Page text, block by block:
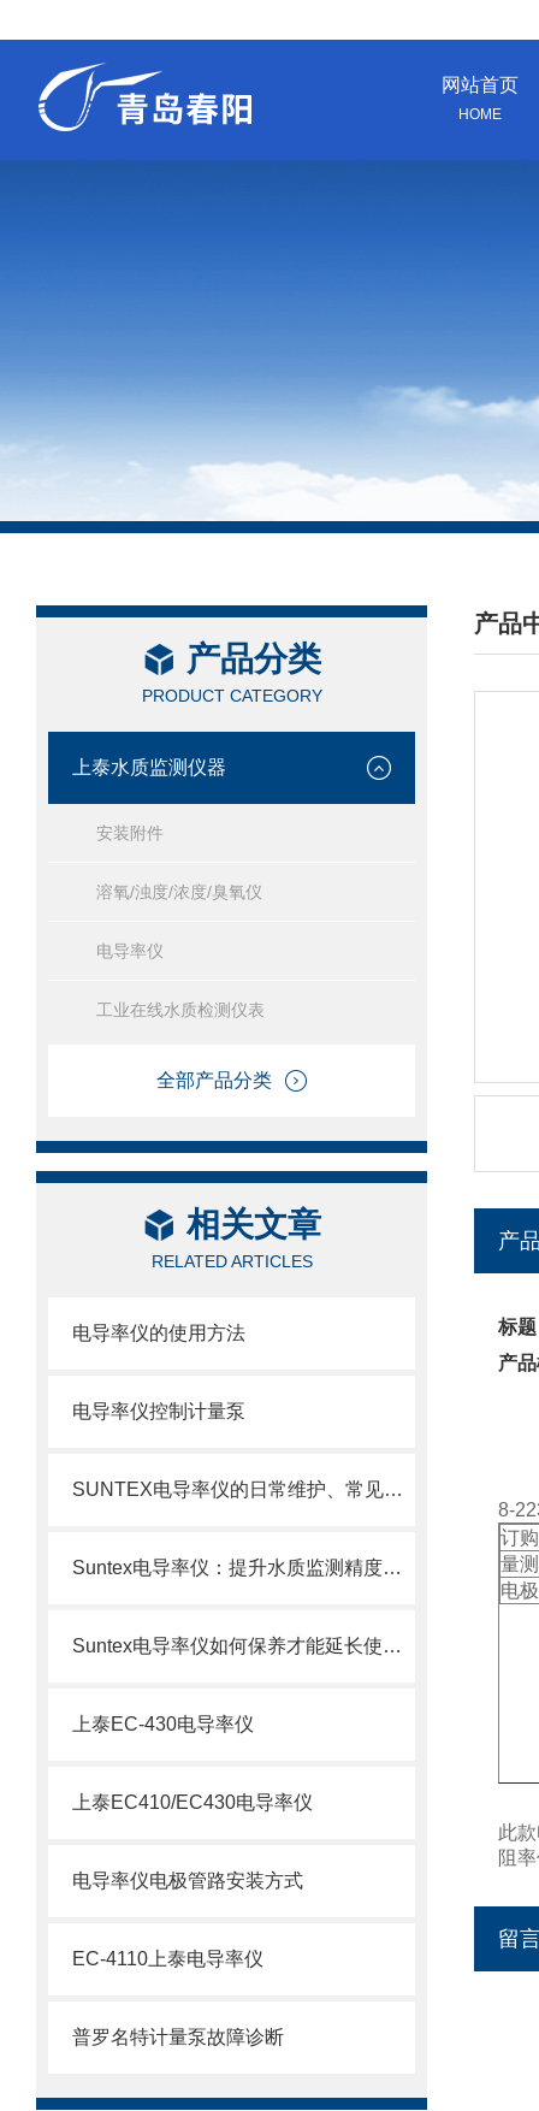
网站首页
HOME
产品分类
PRODUCT CATEGORY
上泰水质监测仪器
安装附件
溶氧/浊度/浓度/臭氧仪
电导率仪
工业在线水质检测仪表
全部产品分类
相关文章
RELATED ARTICLES
电导率仪的使用方法
电导率仪控制计量泵
SUNTEX电导率仪的日常维护、常见故障排查与传感器保养
Suntex电导率仪：提升水质监测精度与效率的关键
Suntex电导率仪如何保养才能延长使用寿命？
上泰EC-430电导率仪
上泰EC410/EC430电导率仪
电导率仪电极管路安装方式
EC-4110上泰电导率仪
普罗名特计量泵故障诊断
产品
/
产
标
产
8-
订
量
电
此
阻
留